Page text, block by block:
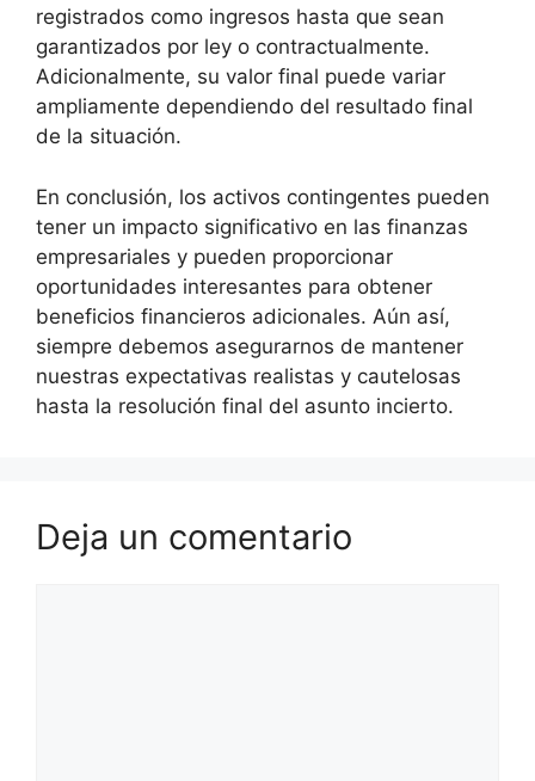
registrados como ingresos hasta que sean
garantizados por ley o contractualmente.
Adicionalmente, su valor final puede variar
ampliamente dependiendo del resultado final
de la situación.
En conclusión, los activos contingentes pueden
tener un impacto significativo en las finanzas
empresariales y pueden proporcionar
oportunidades interesantes para obtener
beneficios financieros adicionales. Aún así,
siempre debemos asegurarnos de mantener
nuestras expectativas realistas y cautelosas
hasta la resolución final del asunto incierto.
Deja un comentario